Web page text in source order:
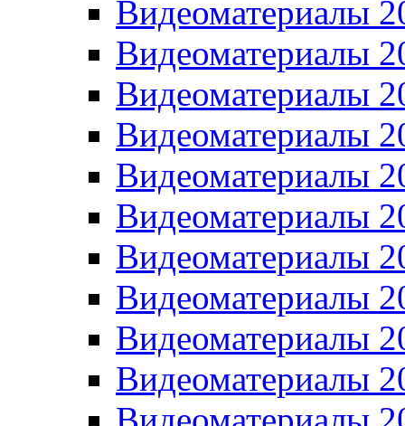
Видеоматериалы
Видеоматериалы
Видеоматериалы
Видеоматериалы
Видеоматериалы
Видеоматериалы
Видеоматериалы
Видеоматериалы
Видеоматериалы
Видеоматериалы